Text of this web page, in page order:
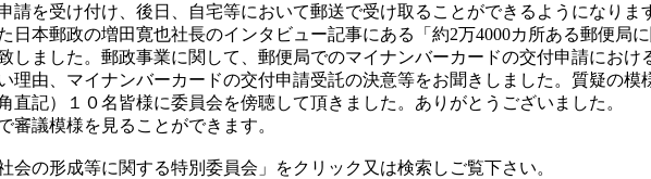
を受け付け、後日、自宅等において郵送で受け取ることができるようになりま
日本郵政の増田寛也社長のインタビュー記事にある「約2万4000カ所ある郵便局
しました。郵政事業に関して、郵便局でのマイナンバーカードの交付申請にお
理由、マイナンバーカードの交付申請受託の決意等をお聞きしました。質疑の
記）１０名皆様に委員会を傍聴して頂きました。ありがとうございました。
審議模様を見ることができます。
の形成等に関する特別委員会」をクリック又は検索しご覧下さい。